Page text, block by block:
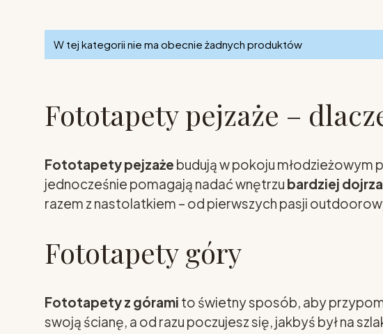
Lista produktów
W tej kategorii nie ma obecnie żadnych produktów
Fototapety pejzaże –
Fototapety pejzaże budują w pokoju młodzieżowym
jednocześnie pomagają nadać wnętrzu bardziej
razem z nastolatkiem – od pierwszych pasji
Fototapety góry
Fototapety z górami to świetny sposób, aby
swoją ścianę, a od razu poczujesz się, jakbyś był na